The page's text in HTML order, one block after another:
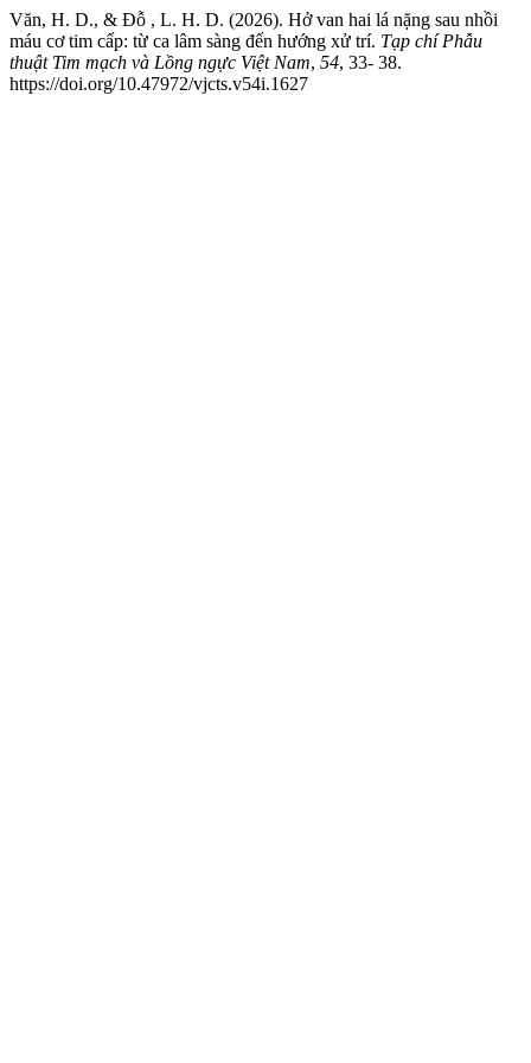
Văn, H. D., & Đỗ , L. H. D. (2026). Hở van hai lá nặng sau nhồi
máu cơ tim cấp: từ ca lâm sàng đến hướng xử trí. Tạp chí Phẫu
thuật Tim mạch và Lồng ngực Việt Nam, 54, 33- 38.
https://doi.org/10.47972/vjcts.v54i.1627